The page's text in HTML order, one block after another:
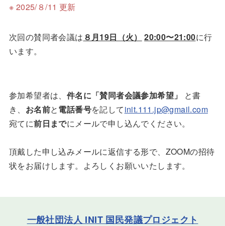
※ 2025/８/11 更新
次回の賛同者会議は ８月19日（火） 20:00〜21:00に行
います。
参加希望者は、 件名に「賛同者会議参加希望」 と書
き、 お名前と電話番号を記してinit.111.jp@gmail.com
宛てに前日までにメールで申し込んでください。
頂戴した申し込みメールに返信する形で、ZOOMの招待
状をお届けします。よろしくお願いいたします。
一般社団法人 INIT 国民発議プロジェクト